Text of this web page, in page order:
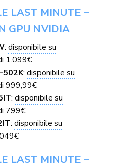
LAST MINUTE –
GPU NVIDIA
:disponibile su
1.099€
502K:disponibile su
999,99€
:disponibile su
799€
:disponibile su
LAST MINUTE –